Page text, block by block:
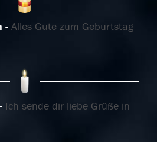
Alles Gute zum Geburtstag
Ich sende dir liebe Grüße in